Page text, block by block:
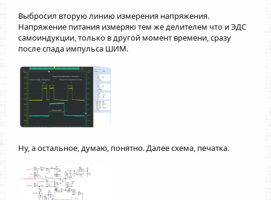
Выбросил вторую линию измерения напряжения.
Напряжение питания измеряю тем же делителем что и ЭДС
самоиндукции, только в другой момент времени, сразу
после спада импульса ШИМ.
Ну, а остальное, думаю, понятно. Далее схема, печатка.